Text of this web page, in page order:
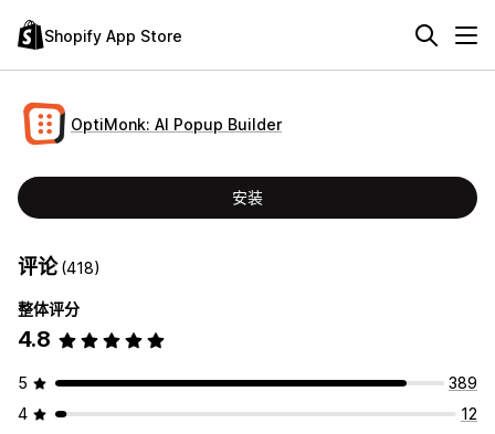
Shopify App Store
OptiMonk: AI Popup Builder
安装
评论(418)
整体评分
4.8
5
389
4
12